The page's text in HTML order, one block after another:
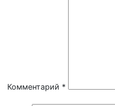
Комментарий *